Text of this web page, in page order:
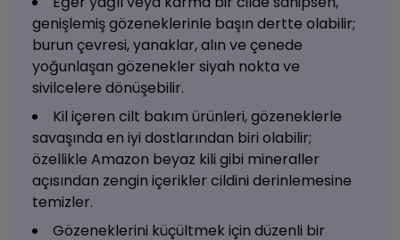
genişlemiş gözeneklerinle başın dertte olabilir;
burun çevresi, yanaklar, alın ve çenede
yoğunlaşan gözenekler siyah nokta ve
sivilcelere dönüşebilir.
Kil içeren cilt bakım ürünleri, gözeneklerle
savaşında en iyi dostlarından biri olabilir;
özellikle Amazon beyaz kili gibi mineraller
açısından zengin içerikler cildini derinlemesine
temizler.
Gözeneklerini küçültmek için düzenli bir